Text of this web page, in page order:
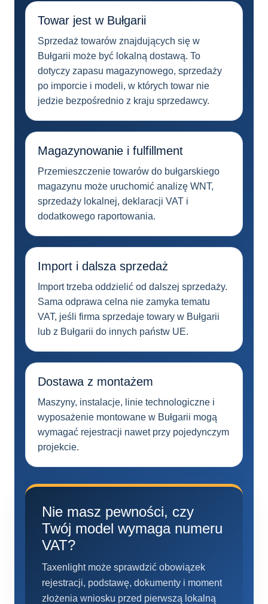
Towar jest w Bułgarii
Sprzedaż towarów znajdujących się w
Bułgarii może być lokalną dostawą. To
dotyczy zapasu magazynowego, sprzedaży
po imporcie i modeli, w których towar nie
jedzie bezpośrednio z kraju sprzedawcy.
Magazynowanie i fulfillment
Przemieszczenie towarów do bułgarskiego
magazynu może uruchomić analizę WNT,
sprzedaży lokalnej, deklaracji VAT i
dodatkowego raportowania.
Import i dalsza sprzedaż
Import trzeba oddzielić od dalszej sprzedaży.
Sama odprawa celna nie zamyka tematu
VAT, jeśli firma sprzedaje towary w Bułgarii
lub z Bułgarii do innych państw UE.
Dostawa z montażem
Maszyny, instalacje, linie technologiczne i
wyposażenie montowane w Bułgarii mogą
wymagać rejestracji nawet przy pojedynczym
projekcie.
Nie masz pewności, czy
Twój model wymaga numeru
VAT?
Taxenlight może sprawdzić obowiązek
rejestracji, podstawę, dokumenty i moment
złożenia wniosku przed pierwszą lokalną